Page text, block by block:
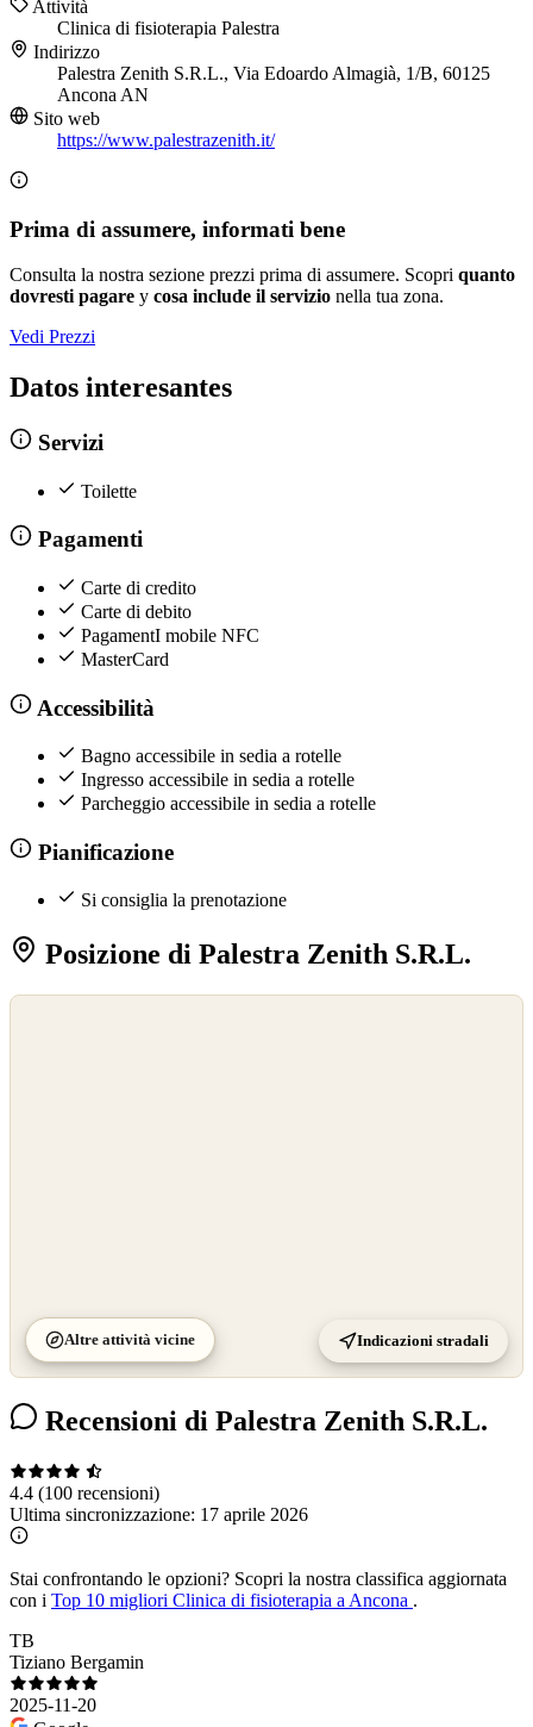
Attività
Clinica di fisioterapia Palestra
Indirizzo
Palestra Zenith S.R.L., Via Edoardo Almagià, 1/B, 60125
Ancona AN
Sito web
https://www.palestrazenith.it/
Prima di assumere, informati bene
Consulta la nostra sezione prezzi prima di assumere. Scopri quanto
dovresti pagare y cosa include il servizio nella tua zona.
Vedi Prezzi
Datos interesantes
Servizi
Toilette
Pagamenti
Carte di credito
Carte di debito
PagamentI mobile NFC
MasterCard
Accessibilità
Bagno accessibile in sedia a rotelle
Ingresso accessibile in sedia a rotelle
Parcheggio accessibile in sedia a rotelle
Pianificazione
Si consiglia la prenotazione
Posizione di Palestra Zenith S.R.L.
Altre attività vicine Indicazioni stradali
Recensioni di Palestra Zenith S.R.L.
4.4 (100 recensioni)
Ultima sincronizzazione: 17 aprile 2026
Stai confrontando le opzioni? Scopri la nostra classifica aggiornata
con i Top 10 migliori Clinica di fisioterapia a Ancona .
TB
Tiziano Bergamin
2025-11-20